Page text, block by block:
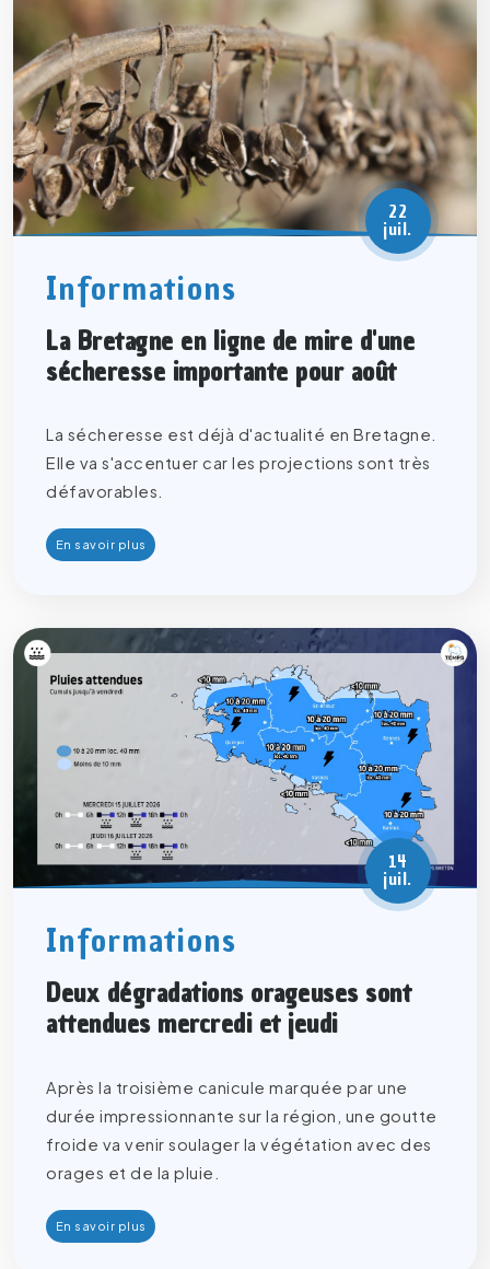
22
juil.
Informations
La Bretagne en ligne de mire d'une
sécheresse importante pour août
La sécheresse est déjà d'actualité en Bretagne.
Elle va s'accentuer car les projections sont très
défavorables.
En savoir plus
14
juil.
Informations
Deux dégradations orageuses sont
attendues mercredi et jeudi
Après la troisième canicule marquée par une
durée impressionnante sur la région, une goutte
froide va venir soulager la végétation avec des
orages et de la pluie.
En savoir plus